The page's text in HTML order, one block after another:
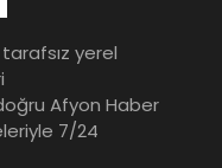
yerel
Afyon Haber
7/24